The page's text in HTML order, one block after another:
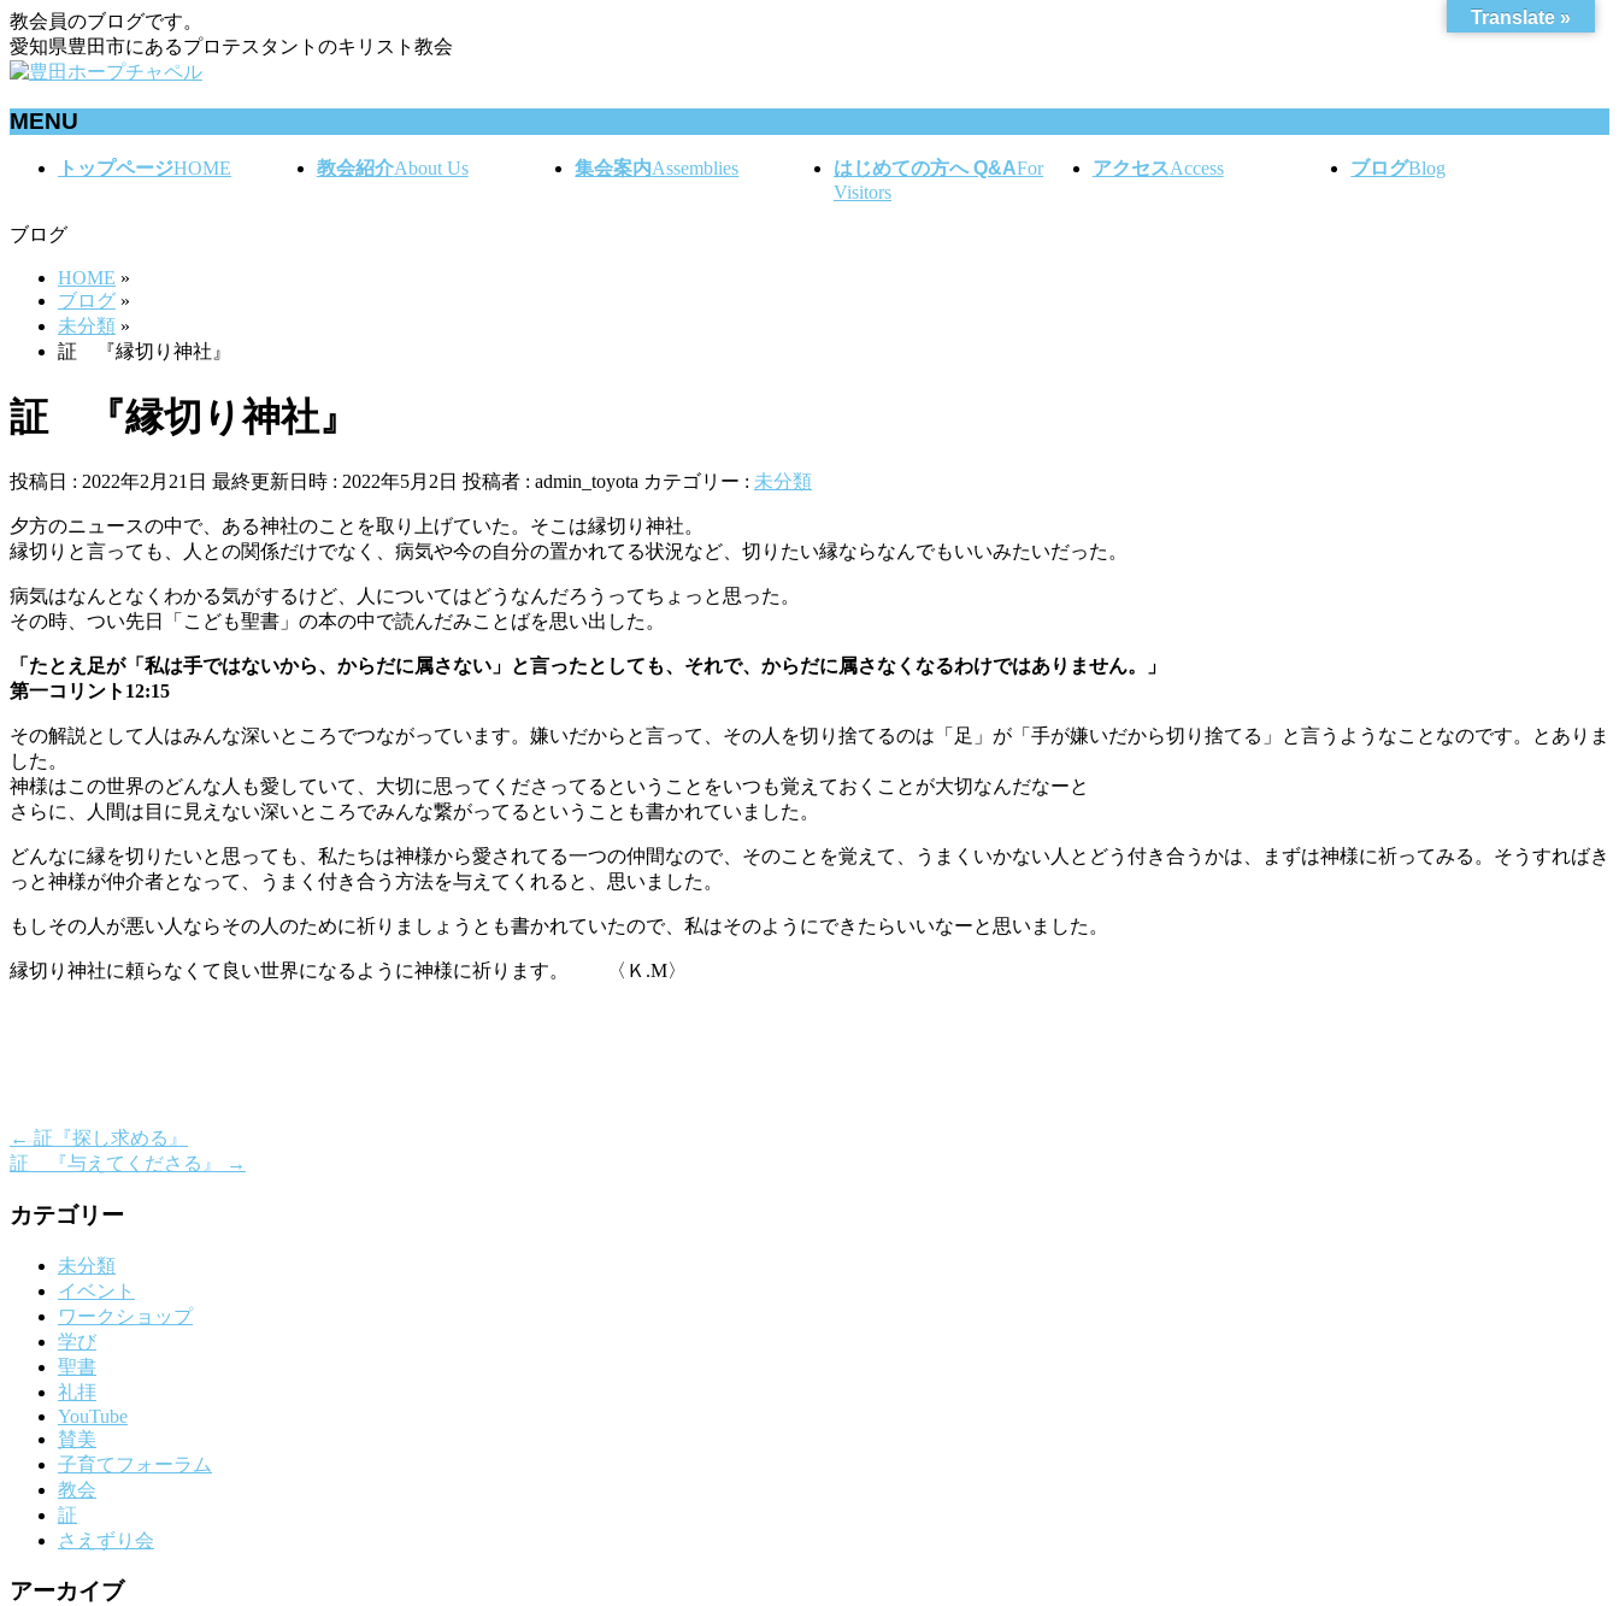
教会員のブログです。
愛知県豊田市にあるプロテスタントのキリスト教会
MENU
ー
トップページHOME 教会紹介About Us 集会案内Assemblies はじめての方へ Q&AFor
Visitors
アクセスAccess ブログBlog
ブログ
HOME »
ブログ »
未分類 »
証 『縁切り神社』
証 『縁切り神社』
投稿日 : 2022年2月21日 最終更新日時 : 2022年5月2日 投稿者 : admin_toyota カテゴリー : 未分類
夕方のニュースの中で、ある神社のことを取り上げていた。そこは縁切り神社。
縁切りと言っても、人との関係だけでなく、病気や今の自分の置かれてる状況など、切りたい縁ならなんでもいいみたいだった。
病気はなんとなくわかる気がするけど、人についてはどうなんだろうってちょっと思った。
その時、つい先日「こども聖書」の本の中で読んだみことばを思い出した。
「たとえ足が「私は手ではないから、からだに属さない」と言ったとしても、それで、からだに属さなくなるわけではありません。」
第一コリント12:15
その解説として人はみんな深いところでつながっています。嫌いだからと言って、その人を切り捨てるのは「足」が「手が嫌いだから切り捨てる」と言うようなことなのです。とありま
した。
神様はこの世界のどんな人も愛していて、大切に思ってくださってるということをいつも覚えておくことが大切なんだなーと
さらに、人間は目に見えない深いところでみんな繋がってるということも書かれていました。
どんなに縁を切りたいと思っても、私たちは神様から愛されてる一つの仲間なので、そのことを覚えて、うまくいかない人とどう付き合うかは、まずは神様に祈ってみる。そうすればき
っと神様が仲介者となって、うまく付き合う方法を与えてくれると、思いました。
もしその人が悪い人ならその人のために祈りましょうとも書かれていたので、私はそのようにできたらいいなーと思いました。
縁切り神社に頼らなくて良い世界になるように神様に祈ります。 〈Ｋ.M〉
← 証『探し求める』
証 『与えてくださる』
→
カテゴリー
未分類
イベント
ワークショップ
学び
聖書
礼拝
YouTube
賛美
子育てフォーラム
教会
証
さえずり会
アーカイブ
Translate »